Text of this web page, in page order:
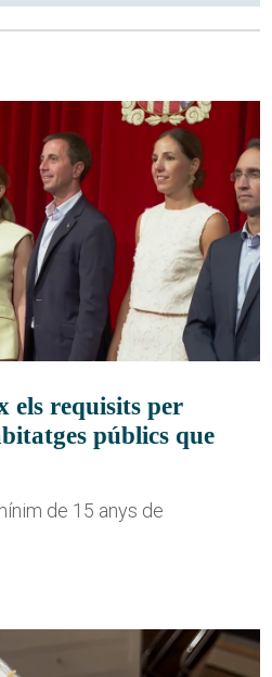
els requisits per
públics que
de 15 anys de